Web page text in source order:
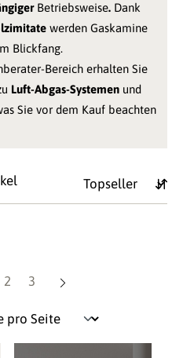
Betriebsweise. Dank
werden Gaskamine
Blickfang.
Bereich erhalten Sie
Luft-Abgas-Systemen und
Sie vor dem Kauf beachten
Seite
2 Seite
3